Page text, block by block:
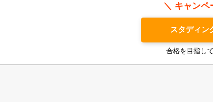
＼ キャンペ
スタディン
合格を目指し